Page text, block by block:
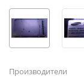
Производители